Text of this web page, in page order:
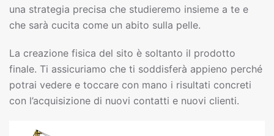
una strategia precisa che studieremo insieme a te e
che sarà cucita come un abito sulla pelle.
La creazione fisica del sito è soltanto il prodotto
finale. Ti assicuriamo che ti soddisferà appieno perché
potrai vedere e toccare con mano i risultati concreti
con l’acquisizione di nuovi contatti e nuovi clienti.